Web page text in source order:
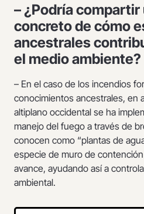
– ¿Podría
concreto de cómo
ancestrales
el medio ambiente?
– En el caso de los incendios
conocimientos ancestrales, en
altiplano occidental se ha
manejo del fuego a través de
conocen como “plantas de
especie de muro de
avance, ayudando así a
ambiental.